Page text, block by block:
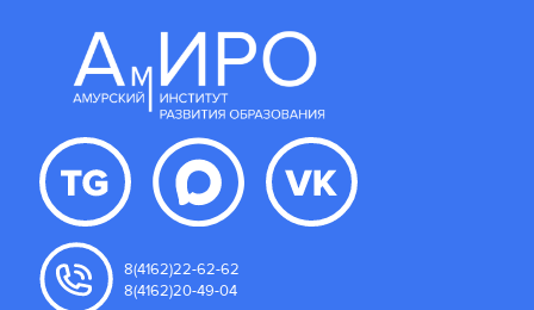
8(4162)22-62-62
8(4162)20-49-04